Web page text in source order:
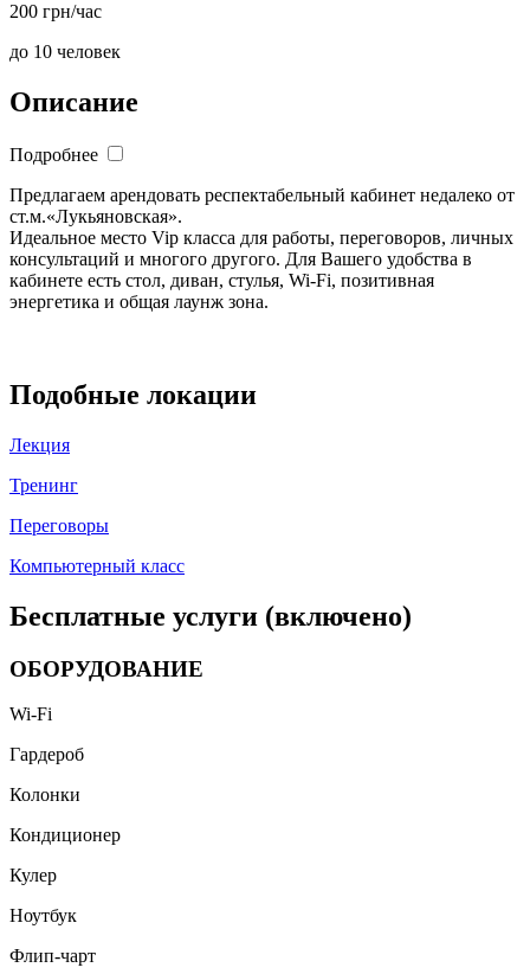
200 грн/час
до 10 человек
Описание
Подробнее
Предлагаем арендовать респектабельный кабинет недалеко от
ст.м.«Лукьяновская».
Идеальное место Vip класса для работы, переговоров, личных
консультаций и многого другого. Для Вашего удобства в
кабинете есть стол, диван, стулья, Wi-Fi, позитивная
энергетика и общая лаунж зона.
Подобные локации
Лекция
Тренинг
Переговоры
Компьютерный класс
Бесплатные услуги (включено)
ОБОРУДОВАНИЕ
Wi-Fi
Гардероб
Колонки
Кондиционер
Кулер
Ноутбук
Флип-чарт